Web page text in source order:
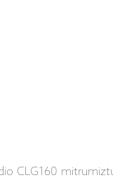
CLG160